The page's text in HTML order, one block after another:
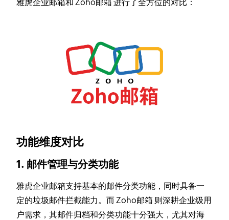
雅虎企业邮箱和 Zoho邮箱 进行了全方位的对比：
功能维度对比
1. 邮件管理与分类功能
雅虎企业邮箱支持基本的邮件分类功能，同时具备一
定的垃圾邮件拦截能力。而 Zoho邮箱 则深耕企业级用
户需求，其邮件归档和分类功能十分强大，尤其对海